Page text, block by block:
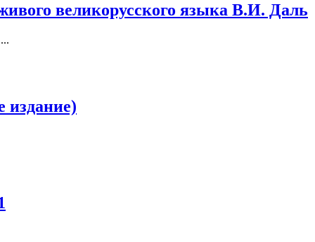
великорусского языка В.И. Даль
издание)